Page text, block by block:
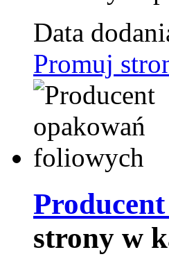
Data
Promuj
strony w